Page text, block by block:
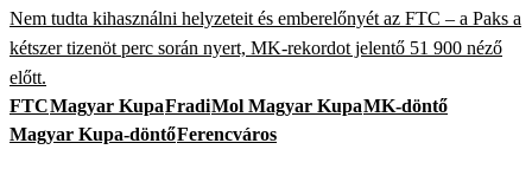
Nem tudta kihasználni helyzeteit és emberelőnyét az FTC – a Paks a
kétszer tizenöt perc során nyert, MK-rekordot jelentő 51 900 néző
előtt.
FTCMagyar KupaFradiMol Magyar KupaMK-döntő
Magyar Kupa-döntőFerencváros